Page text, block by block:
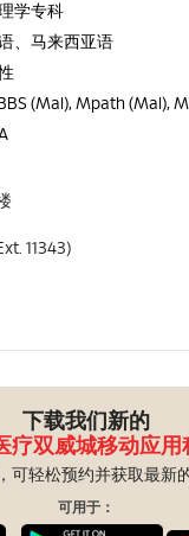
学专科
、马来西亚语
(Mal), Mpath (Mal),
11343)
下载我们新的
疗双威城移动应用
可轻松预约并获取最新
可用于：